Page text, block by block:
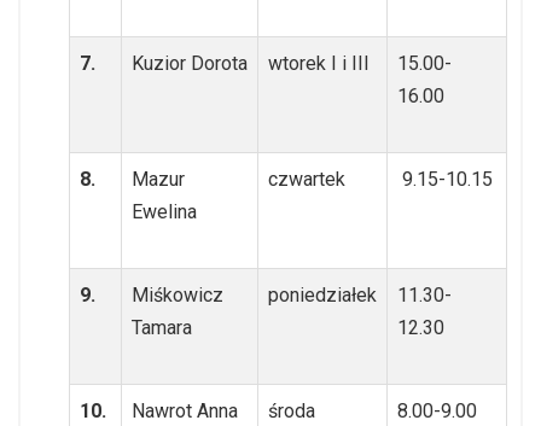
7. Kuzior Dorota wtorek I i III
15.00-
16.00
8.
Mazur
Ewelina
czwartek 9.15-10.15
9.
Miśkowicz
Tamara
poniedziałek
11.30-
12.30
10. Nawrot Anna środa 8.00-9.00